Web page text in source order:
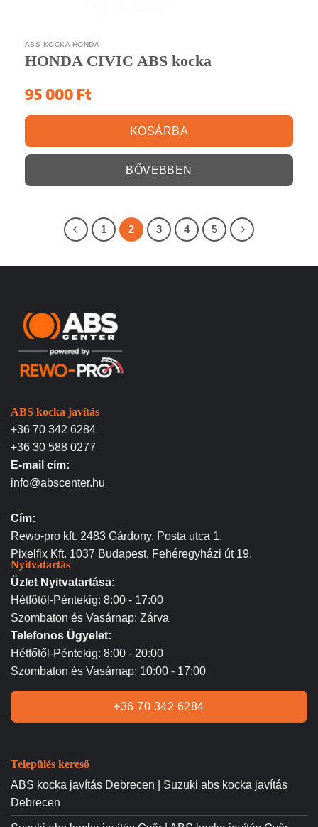
ABS KOCKA HONDA
HONDA CIVIC ABS kocka
95 000 Ft
KOSÁRBA
BŐVEBBEN
1 2 3 4 5
ABS kocka javítás
+36 70 342 6284
+36 30 588 0277
E-mail cím:
info@abscenter.hu
Cím:
Rewo-pro kft. 2483 Gárdony, Posta utca 1.
Pixelfix Kft. 1037 Budapest, Fehéregyházi út 19.
Nyitvatartás
Üzlet Nyitvatartása:
Hétfőtől-Péntekig: 8:00 - 17:00
Szombaton és Vasárnap: Zárva
Telefonos Ügyelet:
Hétfőtől-Péntekig: 8:00 - 20:00
Szombaton és Vasárnap: 10:00 - 17:00
+36 70 342 6284
Település kereső
ABS kocka javítás Debrecen | Suzuki abs kocka javítás
Debrecen